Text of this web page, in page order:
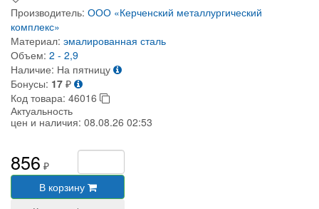
Производитель: ООО «Керченский металлургический
комплекс»
Материал: эмалированная сталь
Объем: 2 - 2,9
Наличие: На пятницу
Бонусы: 17 ₽
Код товара: 46016
Актуальность
цен и наличия: 08.08.26 02:53
856 ₽
В корзину